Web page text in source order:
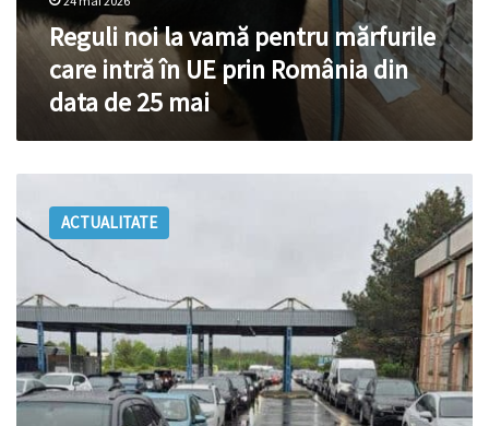
mai Reguli noi la vamă pentru mărfurile
care intră în UE prin România din
data de 25 mai
intens
la
frontieră.
de
așteptare
de
circa
2/3
ore
ACTUALITATE